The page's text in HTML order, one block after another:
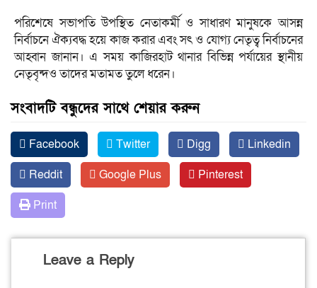
পরিশেষে সভাপতি উপস্থিত নেতাকর্মী ও সাধারণ মানুষকে আসন্ন
নির্বাচনে ঐক্যবদ্ধ হয়ে কাজ করার এবং সৎ ও যোগ্য নেতৃত্ব নির্বাচনের
আহ্বান জানান। এ সময় কাজিরহাট থানার বিভিন্ন পর্যায়ের স্থানীয়
নেতৃবৃন্দও তাদের মতামত তুলে ধরেন।
সংবাদটি বন্ধুদের সাথে শেয়ার করুন
Facebook Twitter Digg
Linkedin
Reddit
Google Plus
Pinterest
Print
Leave a Reply